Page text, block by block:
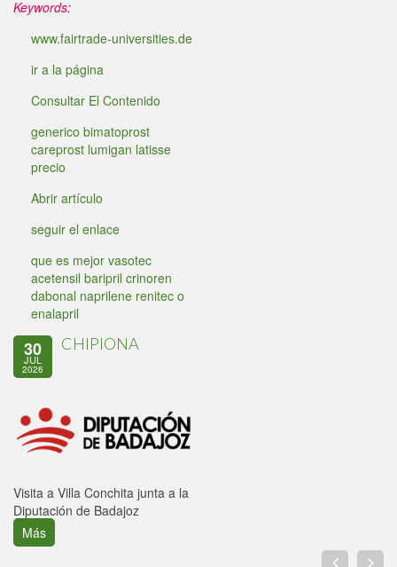
Keywords:
www.fairtrade-universities.de
ir a la página
Consultar El Contenido
generico bimatoprost
careprost lumigan latisse
precio
Abrir artículo
seguir el enlace
que es mejor vasotec
acetensil baripril crinoren
dabonal naprilene renitec o
enalapril
30
JUL
2026
CHIPIONA
Visita a Villa Conchita junta a la
Diputación de Badajoz
Más